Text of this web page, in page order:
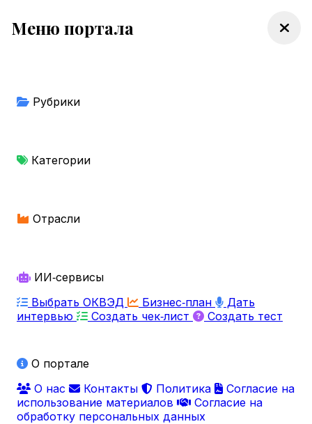
Меню портала
Рубрики
Категории
Отрасли
ИИ‑сервисы
Выбрать ОКВЭД
Бизнес‑план
Дать
интервью
Создать чек‑лист Создать тест
О портале
О нас
Контакты Политика
Согласие на
использование материалов
Согласие на
обработку персональных данных